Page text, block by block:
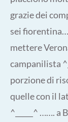
grazie dei
sei
mettere
campanilista
porzione di
quelle con il
^_____^ ……. a